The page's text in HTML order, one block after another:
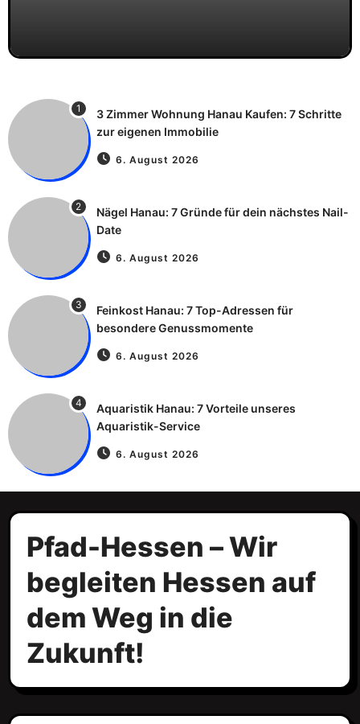
1
3 Zimmer Wohnung Hanau Kaufen: 7 Schritte
zur eigenen Immobilie
6. August 2026
2
Nägel Hanau: 7 Gründe für dein nächstes Nail-
Date
6. August 2026
3
Feinkost Hanau: 7 Top-Adressen für
besondere Genussmomente
6. August 2026
4
Aquaristik Hanau: 7 Vorteile unseres
Aquaristik-Service
6. August 2026
Pfad-Hessen – Wir
begleiten Hessen auf
dem Weg in die
Zukunft!